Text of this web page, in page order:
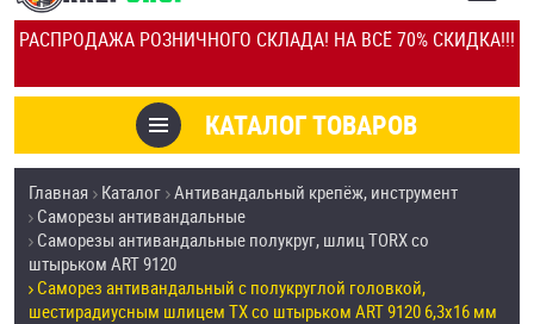
РАСПРОДАЖА РОЗНИЧНОГО СКЛАДА! НА ВСЁ 70% СКИДКА!!!
КАЛЬКУЛЯТОР
ОТЗЫВЫ
УСЛУГИ
СКИДКИ
ОПТ
КАТАЛОГ ТОВАРОВ
СПИСОК
СРАВНЕНИЕ
Товары со скидкой
Анкеры
Антивандальный крепёж, инструмент
Главная Каталог Антивандальный крепёж, инструмент
Саморезы антивандальные
Саморезы антивандальные полукруг, шлиц TORX со
штырьком ART 9120
Саморез антивандальный с полукруглой головкой,
шестирадиусным шлицем TX со штырьком ART 9120 6,3х16 мм